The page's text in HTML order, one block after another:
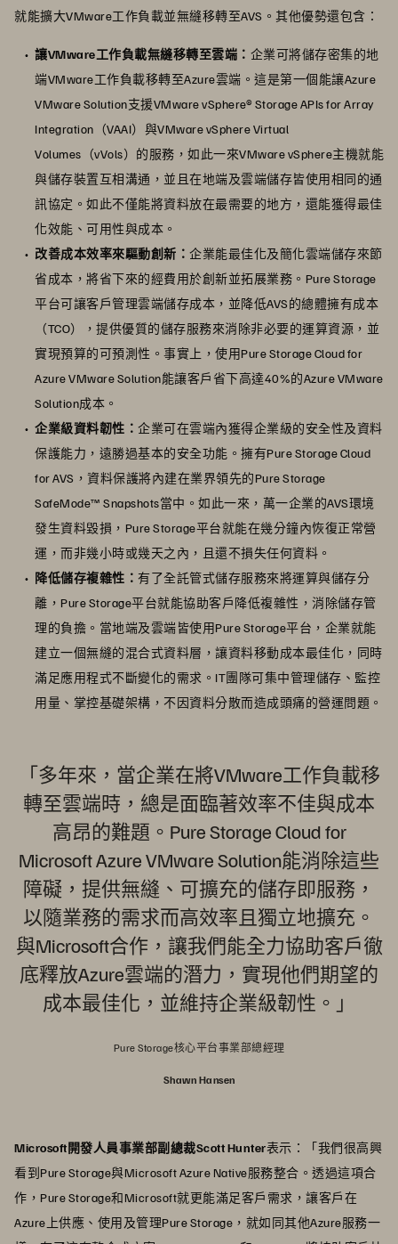
就能擴大VMware工作負載並無縫移轉至AVS。其他優勢還包含：
讓VMware工作負載無縫移轉至雲端： 企業可將儲存密集的地
端VMware工作負載移轉至Azure雲端。這是第一個能讓Azure
VMware Solution支援VMware vSphere® Storage APIs for Array
Integration（VAAI）與VMware vSphere Virtual
Volumes（vVols）的服務，如此一來VMware vSphere主機就能
與儲存裝置互相溝通，並且在地端及雲端儲存皆使用相同的通
訊協定。如此不僅能將資料放在最需要的地方，還能獲得最佳
化效能、可用性與成本。
改善成本效率來驅動創新： 企業能最佳化及簡化雲端儲存來節
省成本，將省下來的經費用於創新並拓展業務。Pure Storage
平台可讓客戶管理雲端儲存成本，並降低AVS的總體擁有成本
（TCO），提供優質的儲存服務來消除非必要的運算資源，並
實現預算的可預測性。事實上，使用Pure Storage Cloud for
Azure VMware Solution能讓客戶省下高達40%的Azure VMware
Solution成本。
企業級資料韌性： 企業可在雲端內獲得企業級的安全性及資料
保護能力，遠勝過基本的安全功能。擁有Pure Storage Cloud
for AVS，資料保護將內建在業界領先的Pure Storage
SafeMode™ Snapshots當中。如此一來，萬一企業的AVS環境
發生資料毀損，Pure Storage平台就能在幾分鐘內恢復正常營
運，而非幾小時或幾天之內，且還不損失任何資料。
降低儲存複雜性： 有了全託管式儲存服務來將運算與儲存分
離，Pure Storage平台就能協助客戶降低複雜性，消除儲存管
理的負擔。當地端及雲端皆使用Pure Storage平台，企業就能
建立一個無縫的混合式資料層，讓資料移動成本最佳化，同時
滿足應用程式不斷變化的需求。IT團隊可集中管理儲存、監控
用量、掌控基礎架構，不因資料分散而造成頭痛的營運問題。
「多年來，當企業在將VMware工作負載移
轉至雲端時，總是面臨著效率不佳與成本
高昂的難題。Pure Storage Cloud for
Microsoft Azure VMware Solution能消除這些
障礙，提供無縫、可擴充的儲存即服務，
以隨業務的需求而高效率且獨立地擴充。
與Microsoft合作，讓我們能全力協助客戶徹
底釋放Azure雲端的潛力，實現他們期望的
成本最佳化，並維持企業級韌性。」
Pure Storage核心平台事業部總經理
Shawn Hansen
Microsoft開發人員事業部副總裁Scott Hunter表示：「我們很高興
看到Pure Storage與Microsoft Azure Native服務整合。透過這項合
作，Pure Storage和Microsoft就更能滿足客戶需求，讓客戶在
Azure上供應、使用及管理Pure Storage，就如同其他Azure服務一